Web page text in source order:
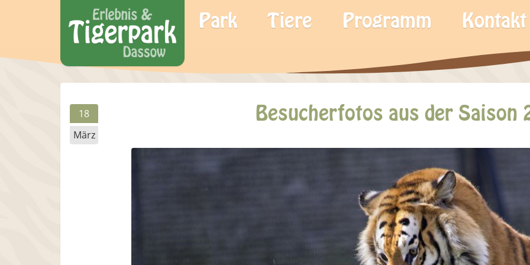
Park Tiere Programm Kontakt
18
März
Besucherfotos aus der Saison